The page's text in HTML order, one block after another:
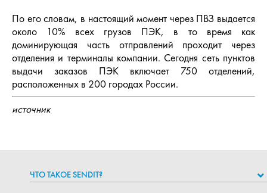
ЧТО ТАКОЕ SENDIT?
По его словам, в настоящий момент через ПВЗ выдается
около 10% всех грузов ПЭК, в то время как
доминирующая часть отправлений проходит через
отделения и терминалы компании. Сегодня сеть пунктов
выдачи заказов ПЭК включает 750 отделений,
расположенных в 200 городах России.
источник